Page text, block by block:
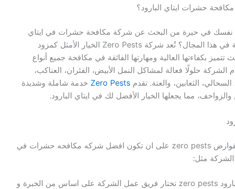
نفسك في حيرة من البحث عن شركة مكافحة حشرات في ايتاي
البارود؟ هل تبحث عن شركة ذات سمعة موثوقة في هذا المجال؟ تُعد شركة Zero Pests الخيار الأمثل كمزود
بكفاءتها العالية ومهارتها الفائقة في مكافحة جميع أنواع
حلولًا فعالة لمشاكل النمل الأبيض، الفئران، العناكب،
الثعابين، والعتة. تقدم Zero Pests خدمة شاملة وشديدة
مما يجعلها الخيار الأفضل لك في ايتاي البارود.
تحرص الشركة الالمانية لمكافحة الحشرات و القوارض zero pests على ان تكون افضل شركه مكافحه حشرات في
الشركة مثل:
الشركة الالمانية لابادة الحشرات في ايتاي البارود zero pests تختار فريق عمل الشركة على اساس من الخبرة و